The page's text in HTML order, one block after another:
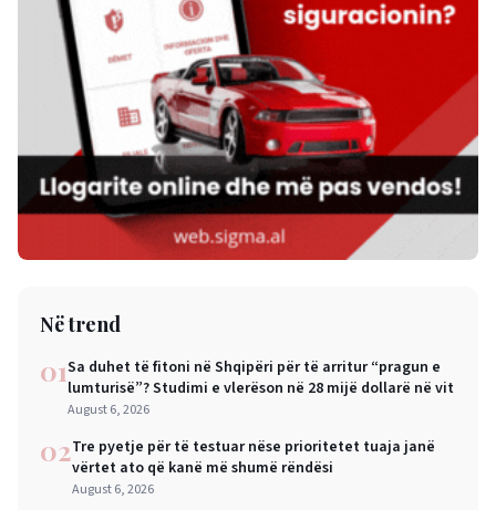
Në trend
01Sa duhet të fitoni në Shqipëri për të arritur “pragun e
lumturisë”? Studimi e vlerëson në 28 mijë dollarë në vit
August 6, 2026
02Tre pyetje për të testuar nëse prioritetet tuaja janë
vërtet ato që kanë më shumë rëndësi
August 6, 2026